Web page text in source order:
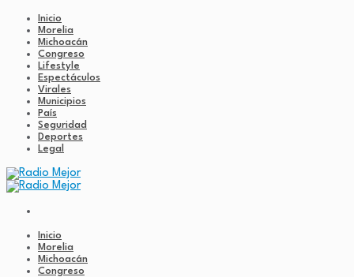
Inicio
Morelia
Michoacán
Congreso
Lifestyle
Espectáculos
Virales
Municipios
País
Seguridad
Deportes
Legal
Inicio
Morelia
Michoacán
Congreso